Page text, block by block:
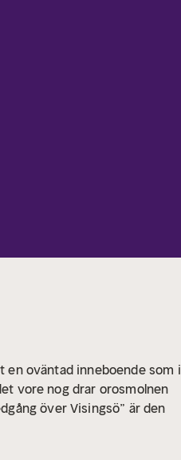
en oväntad inneboende som i
vore nog drar orosmolnen
över Visingsö” är den